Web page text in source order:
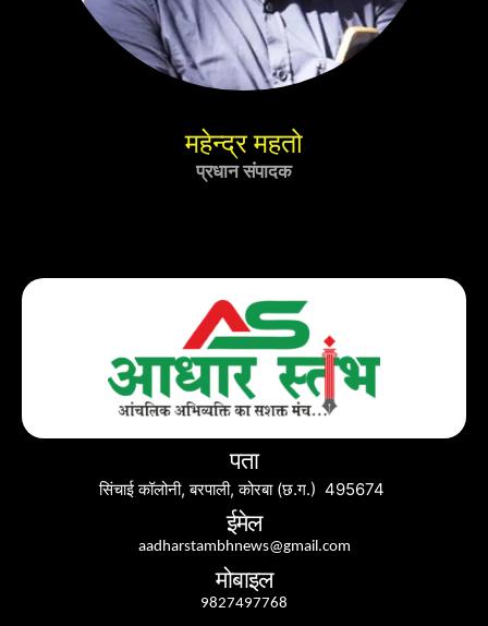
महेन्द्र महतो
प्रधान संपादक
पता
सिंचाई कॉलोनी, बरपाली, कोरबा (छ.ग.) 495674
ईमेल
aadharstambhnews@gmail.com
मोबाइल
9827497768